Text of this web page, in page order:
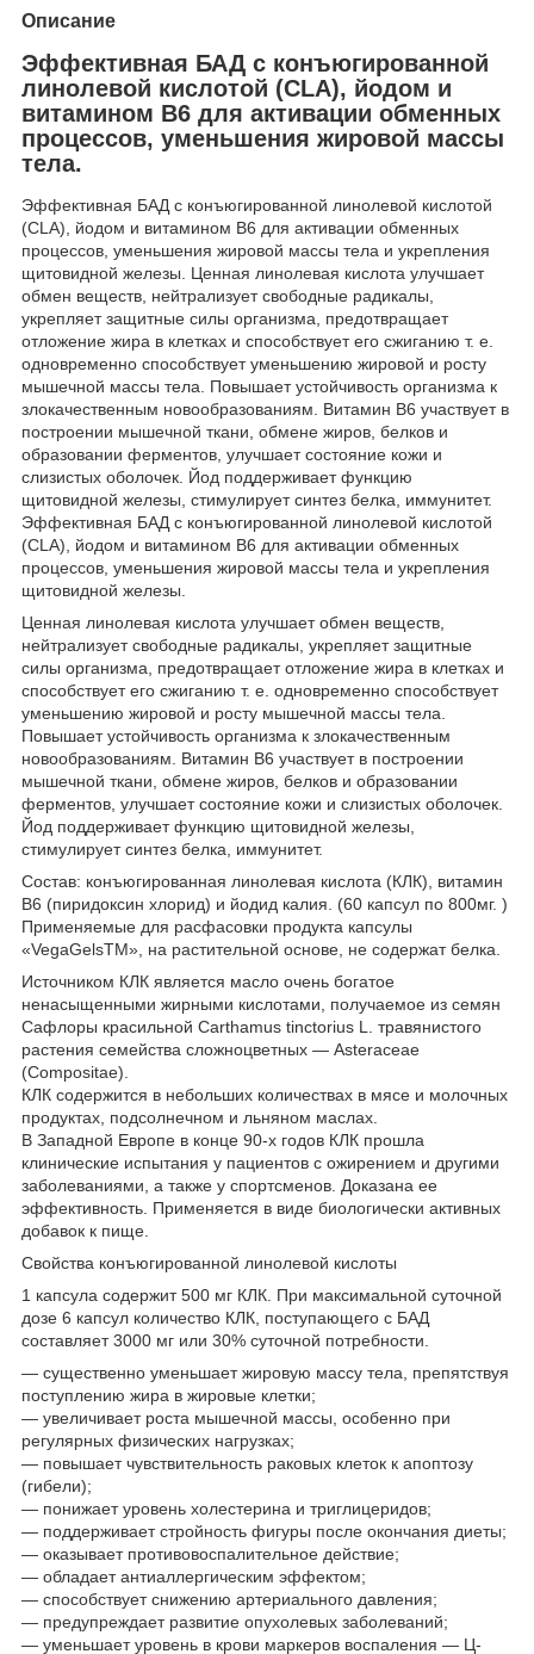
Описание
Эффективная БАД с конъюгированной
линолевой кислотой (CLA), йодом и
витамином B6 для активации обменных
процессов, уменьшения жировой массы
тела.
Эффективная БАД с конъюгированной линолевой кислотой
(CLA), йодом и витамином B6 для активации обменных
процессов, уменьшения жировой массы тела и укрепления
щитовидной железы. Ценная линолевая кислота улучшает
обмен веществ, нейтрализует свободные радикалы,
укрепляет защитные силы организма, предотвращает
отложение жира в клетках и способствует его сжиганию т. е.
одновременно способствует уменьшению жировой и росту
мышечной массы тела. Повышает устойчивость организма к
злокачественным новообразованиям. Витамин B6 участвует в
построении мышечной ткани, обмене жиров, белков и
образовании ферментов, улучшает состояние кожи и
слизистых оболочек. Йод поддерживает функцию
щитовидной железы, стимулирует синтез белка, иммунитет.
Эффективная БАД с конъюгированной линолевой кислотой
(CLA), йодом и витамином B6 для активации обменных
процессов, уменьшения жировой массы тела и укрепления
щитовидной железы.
Ценная линолевая кислота улучшает обмен веществ,
нейтрализует свободные радикалы, укрепляет защитные
силы организма, предотвращает отложение жира в клетках и
способствует его сжиганию т. е. одновременно способствует
уменьшению жировой и росту мышечной массы тела.
Повышает устойчивость организма к злокачественным
новообразованиям. Витамин B6 участвует в построении
мышечной ткани, обмене жиров, белков и образовании
ферментов, улучшает состояние кожи и слизистых оболочек.
Йод поддерживает функцию щитовидной железы,
стимулирует синтез белка, иммунитет.
Состав: конъюгированная линолевая кислота (КЛК), витамин
В6 (пиридоксин хлорид) и йодид калия. (60 капсул по 800мг. )
Применяемые для расфасовки продукта капсулы
«VegaGelsTM», на растительной основе, не содержат белка.
Источником КЛК является масло очень богатое
ненасыщенными жирными кислотами, получаемое из семян
Сафлоры красильной Carthamus tinctorius L. травянистого
растения семейства сложноцветных — Asteraceae
(Compositae).
КЛК содержится в небольших количествах в мясе и молочных
продуктах, подсолнечном и льняном маслах.
В Западной Европе в конце 90-х годов КЛК прошла
клинические испытания у пациентов с ожирением и другими
заболеваниями, а также у спортсменов. Доказана ее
эффективность. Применяется в виде биологически активных
добавок к пище.
Свойства конъюгированной линолевой кислоты
1 капсула содержит 500 мг КЛК. При максимальной суточной
дозе 6 капсул количество КЛК, поступающего с БАД
составляет 3000 мг или 30% суточной потребности.
— существенно уменьшает жировую массу тела, препятствуя
поступлению жира в жировые клетки;
— увеличивает роста мышечной массы, особенно при
регулярных физических нагрузках;
— повышает чувствительность раковых клеток к апоптозу
(гибели);
— понижает уровень холестерина и триглицеридов;
— поддерживает стройность фигуры после окончания диеты;
— оказывает противовоспалительное действие;
— обладает антиаллергическим эффектом;
— способствует снижению артериального давления;
— предупреждает развитие опухолевых заболеваний;
— уменьшает уровень в крови маркеров воспаления — Ц-